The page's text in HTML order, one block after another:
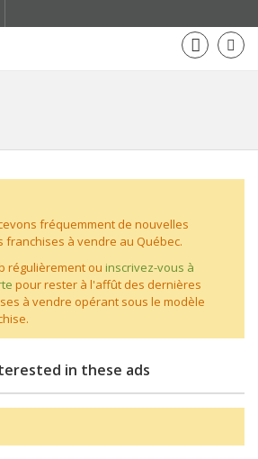
fréquemment de nouvelles
franchises à vendre au Québec.
régulièrement ou inscrivez-vous à
pour rester à l'affût des dernières
à vendre opérant sous le modèle
in these ads